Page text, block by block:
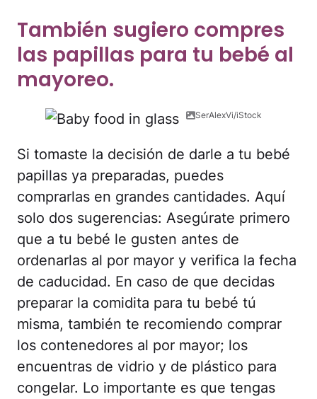
También sugiero compres
las papillas para tu bebé al
mayoreo.
SerAlexVi/iStock
Si tomaste la decisión de darle a tu bebé
papillas ya preparadas, puedes
comprarlas en grandes cantidades. Aquí
solo dos sugerencias: Asegúrate primero
que a tu bebé le gusten antes de
ordenarlas al por mayor y verifica la fecha
de caducidad. En caso de que decidas
preparar la comidita para tu bebé tú
misma, también te recomiendo comprar
los contenedores al por mayor; los
encuentras de vidrio y de plástico para
congelar. Lo importante es que tengas